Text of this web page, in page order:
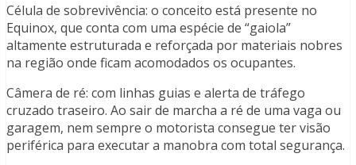
Célula de sobrevivência: o conceito está presente no
Equinox, que conta com uma espécie de “gaiola”
altamente estruturada e reforçada por materiais nobres
na região onde ficam acomodados os ocupantes.
Câmera de ré: com linhas guias e alerta de tráfego
cruzado traseiro. Ao sair de marcha a ré de uma vaga ou
garagem, nem sempre o motorista consegue ter visão
periférica para executar a manobra com total segurança.